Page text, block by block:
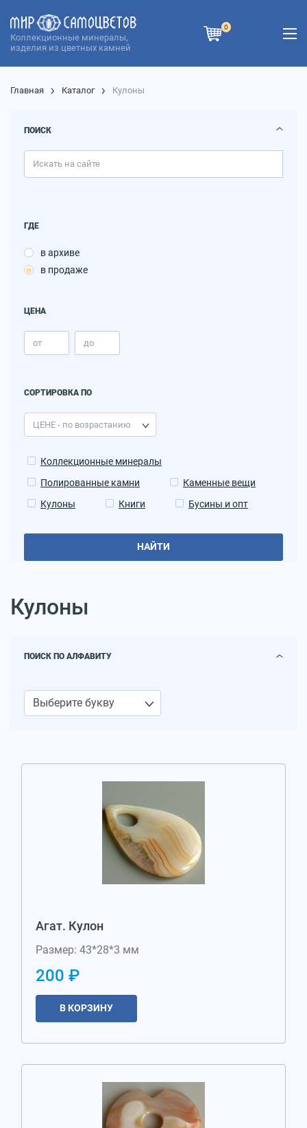
Коллекционные минералы,
изделия из цветных камней
0
Главная Каталог Кулоны
ПОИСК
ГДЕ
в архиве
в продаже
ЦЕНА
СОРТИРОВКА ПО
Коллекционные минералы
Полированные камни
Каменные вещи
Кулоны
Книги Бусины и опт
НАЙТИ
Кулоны
ПОИСК ПО АЛФАВИТУ
Агат. Кулон
Размер: 43*28*3 мм
200 ₽
В КОРЗИНУ